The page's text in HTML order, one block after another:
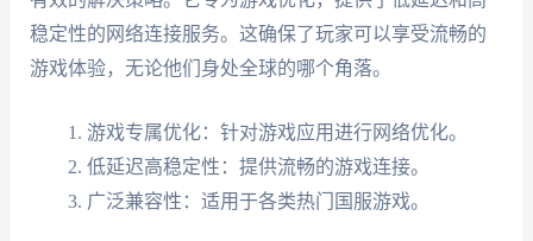
稳定性的网络连接服务。这确保了玩家可以享受流畅的
游戏体验，无论他们身处全球的哪个角落。
游戏专属优化：针对游戏应用进行网络优化。
低延迟高稳定性：提供流畅的游戏连接。
广泛兼容性：适用于各类热门国服游戏。